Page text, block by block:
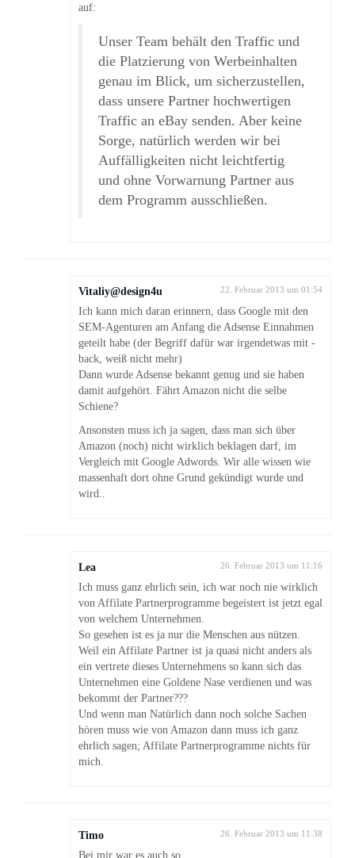
auf:
Unser Team behält den Traffic und
die Platzierung von Werbeinhalten
genau im Blick, um sicherzustellen,
dass unsere Partner hochwertigen
Traffic an eBay senden. Aber keine
Sorge, natürlich werden wir bei
Auffälligkeiten nicht leichtfertig
und ohne Vorwarnung Partner aus
dem Programm ausschließen.
Vitaliy@design4u 22. Februar 2013 um 01:54
Ich kann mich daran erinnern, dass Google mit den
SEM-Agenturen am Anfang die Adsense Einnahmen
geteilt habe (der Begriff dafür war irgendetwas mit -
back, weiß nicht mehr)
Dann wurde Adsense bekannt genug und sie haben
damit aufgehört. Fährt Amazon nicht die selbe
Schiene?
Ansonsten muss ich ja sagen, dass man sich über
Amazon (noch) nicht wirklich beklagen darf, im
Vergleich mit Google Adwords. Wir alle wissen wie
massenhaft dort ohne Grund gekündigt wurde und
wird..
Lea 26. Februar 2013 um 11:16
Ich muss ganz ehrlich sein, ich war noch nie wirklich
von Affilate Partnerprogramme begeistert ist jetzt egal
von welchem Unternehmen.
So gesehen ist es ja nur die Menschen aus nützen.
Weil ein Affilate Partner ist ja quasi nicht anders als
ein vertrete dieses Unternehmens so kann sich das
Unternehmen eine Goldene Nase verdienen und was
bekommt der Partner???
Und wenn man Natürlich dann noch solche Sachen
hören muss wie von Amazon dann muss ich ganz
ehrlich sagen; Affilate Partnerprogramme nichts für
mich.
Timo 26. Februar 2013 um 11:38
Bei mir war es auch so…